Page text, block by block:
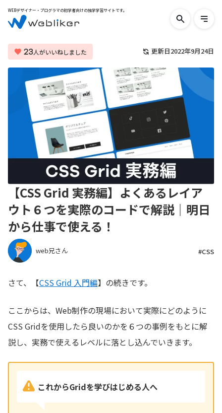
WEBデザイナー・プログラマの初学者向けの独学学習サイトです。
検
る ー
開
く
23人がいいねしました 更新日2022年9月24日
【CSS Grid 実務編】よくあるレイア
ウト６つを実際のコードで解説｜明日
から仕事で使える！
web兄さん #CSS
さて、【CSS Grid 入門編】の続きです。
ここからは、Web制作の現場において実際にどのように
CSS Gridを使用したら良いのかを６つの事例をもとに解
説し、実務で使えるレベルに落とし込んでいきます。
これからGridを学びはじめる人へ